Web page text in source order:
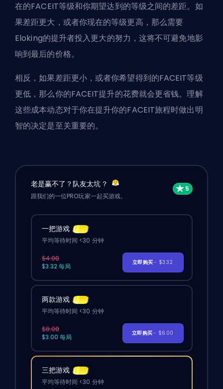
在的FACEIT等级和你期望达到的等级之间的差距。如
果差距更大，或者你现在的等级更高，那么需要
Eloking的提升者投入更大的努力，这将不可避免地影
响到最后的价格。
相反，如果差距更小，或者你希望得到的FACEIT等级
更低，那么你的FACEIT提升的花费就会更省钱。理解
这些成本动态对于你在提升你的FACEIT旅程时做出明
智的决定是至关重要的。
老是赢不了？队友太坑？
跟我们的一位PRO玩家一起买游戏。
一把游戏
平均等待时间 <30 分钟
$4.00
$3.32 每局
立即购买- $3.32
两款游戏
平均等待时间 <30 分钟
$8.00
$3.00 每局
立即购买- $6.00
三把游戏
平均等待时间 <30 分钟